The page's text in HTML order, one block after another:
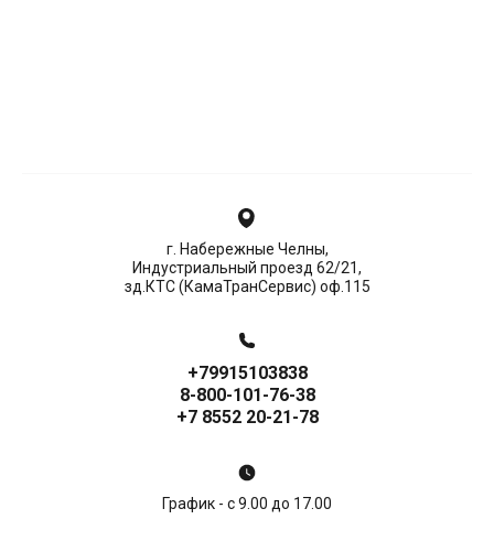
г. Набережные Челны,
Индустриальный проезд 62/21,
зд.КТС (КамаТранСервис) оф.115
+79915103838
8-800-101-76-38
+7 8552 20-21-78
График - с 9.00 до 17.00